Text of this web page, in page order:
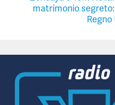
matrimonio